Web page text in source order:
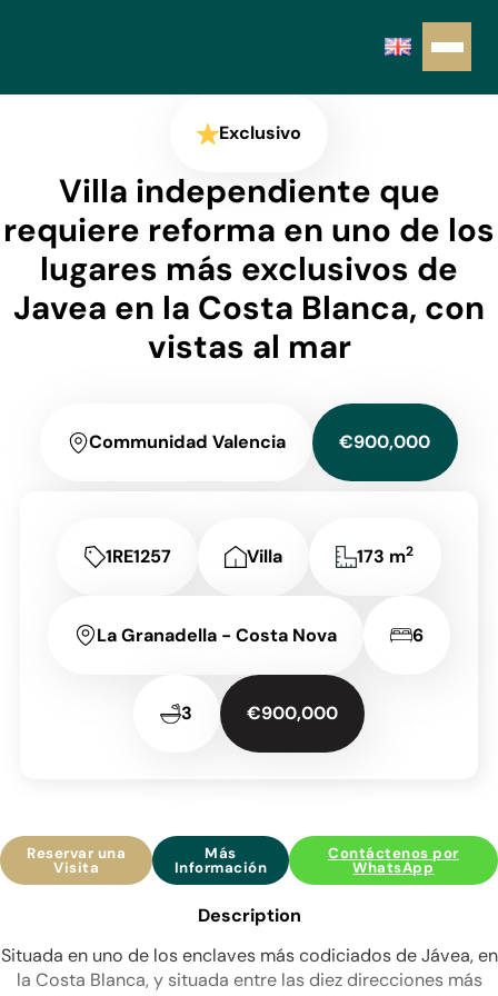
Exclusivo
Villa independiente que
requiere reforma en uno de los
lugares más exclusivos de
Javea en la Costa Blanca, con
vistas al mar
Communidad Valencia €900,000
1RE1257 Villa 173 m2
La Granadella - Costa Nova 6
3 €900,000
Reservar una
Visita
Más
Información
Contáctenos por
WhatsApp
Description
Situada en uno de los enclaves más codiciados de Jávea, en
la Costa Blanca, y situada entre las diez direcciones más